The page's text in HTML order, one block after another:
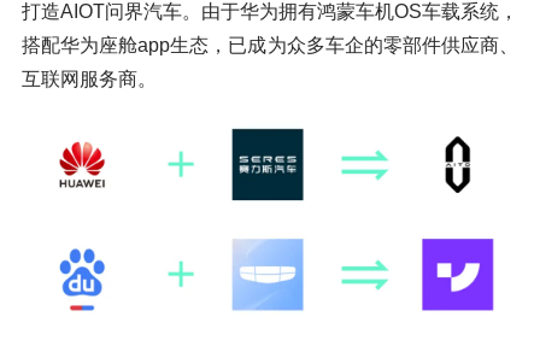
打造AIOT问界汽车。由于华为拥有鸿蒙车机OS车载系统，
搭配华为座舱app生态，已成为众多车企的零部件供应商、
互联网服务商。